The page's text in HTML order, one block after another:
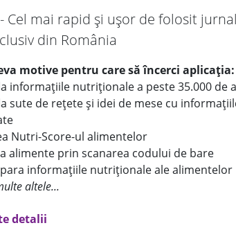
Cel mai rapid și ușor de folosit
din România
motive pentru care să încerci aplicația:
informațiile nutriționale a peste 35.000 de
sute de rețete și idei de mese cu
Nutri-Score-ul alimentelor
alimente prin scanarea codului de bare
informațiile nutriționale ale alimentelor
altele...
detalii